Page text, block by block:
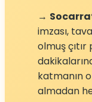
→
imzası,
olmuş çıtır
katmanın
almadan